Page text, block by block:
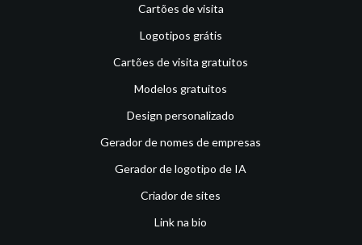
Cartões de visita
Logotipos grátis
Cartões de visita gratuitos
Modelos gratuitos
Design personalizado
Gerador de nomes de empresas
Gerador de logotipo de IA
Criador de sites
Link na bio